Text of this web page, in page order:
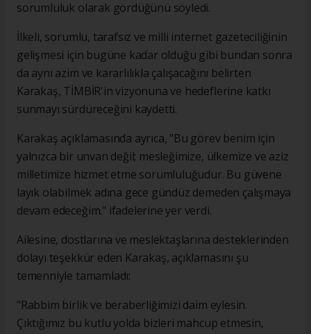
sorumluluk olarak gördüğünü söyledi.
İlkeli, sorumlu, tarafsız ve milli internet gazeteciliğinin
gelişmesi için bugüne kadar olduğu gibi bundan sonra
da aynı azim ve kararlılıkla çalışacağını belirten
Karakaş, TİMBİR'in vizyonuna ve hedeflerine katkı
sunmayı sürdüreceğini kaydetti.
Karakaş açıklamasında ayrıca, "Bu görev benim için
yalnızca bir unvan değil; mesleğimize, ülkemize ve aziz
milletimize hizmet etme sorumluluğudur. Bu güvene
layık olabilmek adına gece gündüz demeden çalışmaya
devam edeceğim." ifadelerine yer verdi.
Ailesine, dostlarına ve meslektaşlarına desteklerinden
dolayı teşekkür eden Karakaş, açıklamasını şu
temenniyle tamamladı:
"Rabbim birlik ve beraberliğimizi daim eylesin.
Çıktığımız bu kutlu yolda bizleri mahcup etmesin,